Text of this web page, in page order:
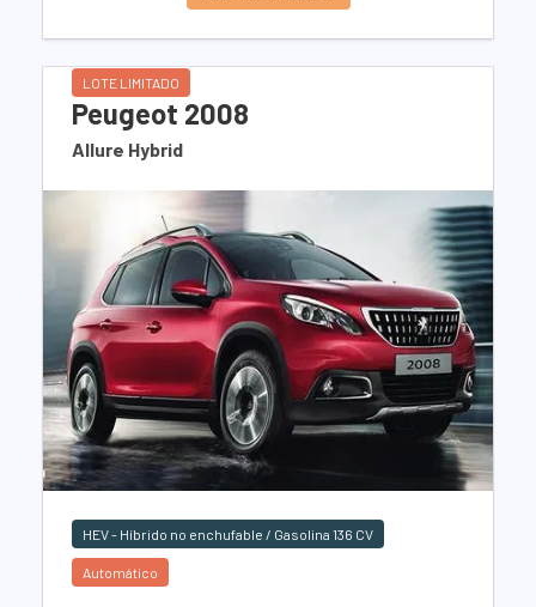
LOTE LIMITADO
Peugeot 2008
Allure Hybrid
HEV - Híbrido no enchufable / Gasolina 136 CV
Automático